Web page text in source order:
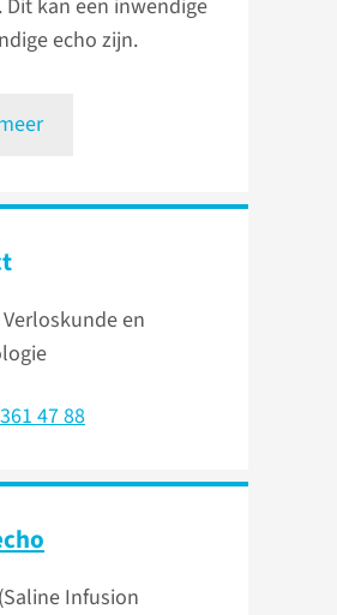
Dit kan een inwendige
echo zijn.
en
47 88
Infusion